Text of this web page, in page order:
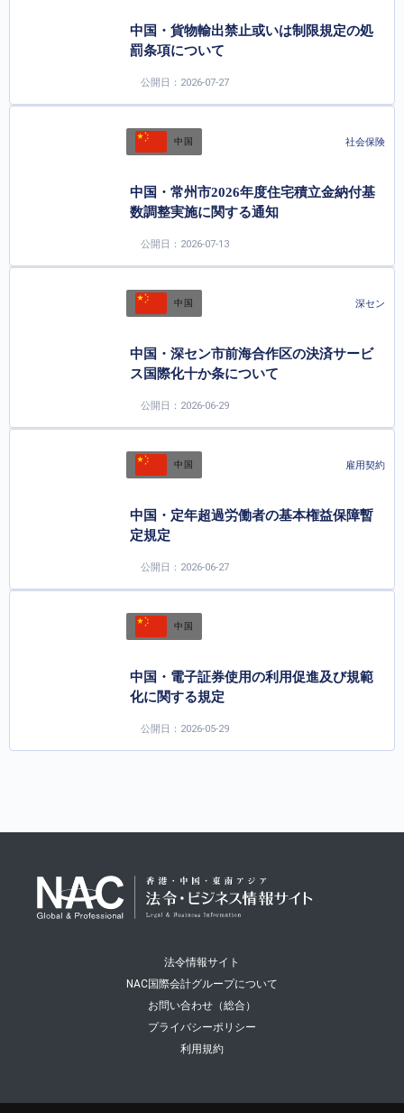
中国・貨物輸出禁止或いは制限規定の処
罰条項について
公開日：2026-07-27
中国 社会保険
中国・常州市2026年度住宅積立金納付基
数調整実施に関する通知
公開日：2026-07-13
中国 深セン
中国・深セン市前海合作区の決済サービ
ス国際化十か条について
公開日：2026-06-29
中国 雇用契約
中国・定年超過労働者の基本権益保障暫
定規定
公開日：2026-06-27
中国
中国・電子証券使用の利用促進及び規範
化に関する規定
公開日：2026-05-29
法令情報サイト
NAC国際会計グループについて
お問い合わせ（総合）
プライバシーポリシー
利用規約